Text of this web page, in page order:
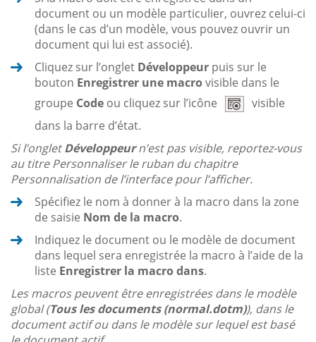
document ou un modèle particulier, ouvrez celui-ci
(dans le cas d’un modèle, vous pouvez ouvrir un
document qui lui est associé).
Cliquez sur l’onglet Développeur puis sur le
bouton Enregistrer une macrovisible dans le
groupe Code ou cliquez sur l’icône
visible
dans la barre d’état.
Si l’ongletDéveloppeurn’est pas visible, reportez-vous
au titre Personnaliser le ruban du chapitre
Personnalisation de l’interface pour l’afficher.
Spécifiez le nom à donner à la macro dans la zone
de saisie Nom de la macro.
Indiquez le document ou le modèle de document
dans lequel sera enregistrée la macro à l’aide de la
liste Enregistrer la macro dans.
Les macros peuvent être enregistrées dans le modèle
global (Tous les documents (normal.dotm)), dans le
document actif ou dans le modèle sur lequel est basé